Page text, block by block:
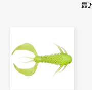
最